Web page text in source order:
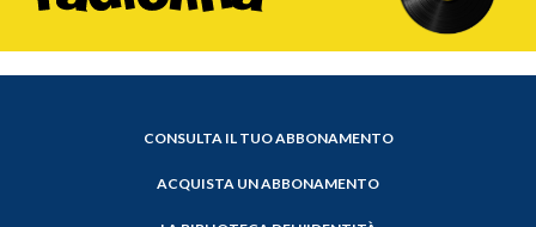
CONSULTA IL TUO ABBONAMENTO
ACQUISTA UN ABBONAMENTO